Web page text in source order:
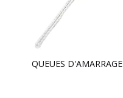
QUEUES D'AMARRAGE